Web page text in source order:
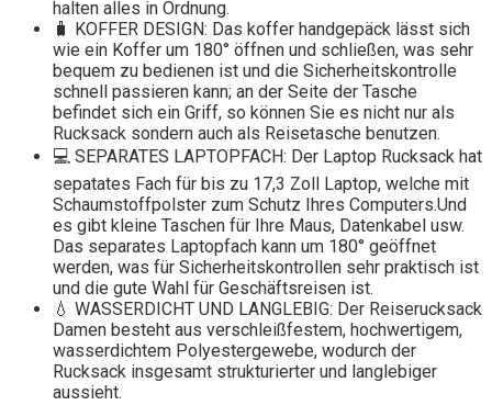
halten alles in Ordnung.
🧳 KOFFER DESIGN: Das koffer handgepäck lässt sich
wie ein Koffer um 180° öffnen und schließen, was sehr
bequem zu bedienen ist und die Sicherheitskontrolle
schnell passieren kann; an der Seite der Tasche
befindet sich ein Griff, so können Sie es nicht nur als
Rucksack sondern auch als Reisetasche benutzen.
💻 SEPARATES LAPTOPFACH: Der Laptop Rucksack hat
sepatates Fach für bis zu 17,3 Zoll Laptop, welche mit
Schaumstoffpolster zum Schutz Ihres Computers.Und
es gibt kleine Taschen für Ihre Maus, Datenkabel usw.
Das separates Laptopfach kann um 180° geöffnet
werden, was für Sicherheitskontrollen sehr praktisch ist
und die gute Wahl für Geschäftsreisen ist.
💧 WASSERDICHT UND LANGLEBIG: Der Reiserucksack
Damen besteht aus verschleißfestem, hochwertigem,
wasserdichtem Polyestergewebe, wodurch der
Rucksack insgesamt strukturierter und langlebiger
aussieht.